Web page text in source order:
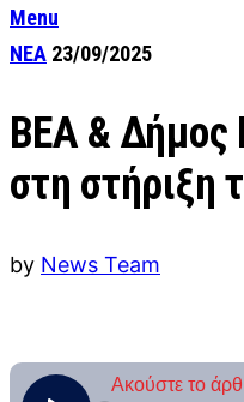
Menu
ΝΕΑ 23/09/2025
ΒΕΑ & Δήμος
στη στήριξη
by News Team